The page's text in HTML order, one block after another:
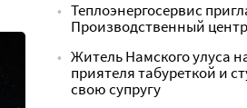
Теплоэнергосервис
Производственный центр
Житель Намского улуса
приятеля табуреткой и
свою супругу